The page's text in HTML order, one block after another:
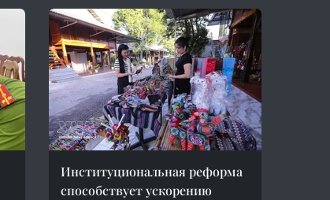
Институциональная реформа
способствует ускорению